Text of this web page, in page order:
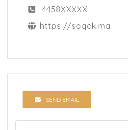
4458XXXXX
https://soqek.ma
SEND EMAIL